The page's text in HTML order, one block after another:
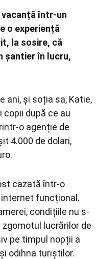
într-un
o experiență
la sosire, că
șantier în lucru,
ani, și soția sa, Katie,
după ce au
o agenție de
4.000 de dolari,
cazată într-o
funcțional.
condițiile nu s-
lucrărilor de
pe timpul nopții a
odihna turiștilor.